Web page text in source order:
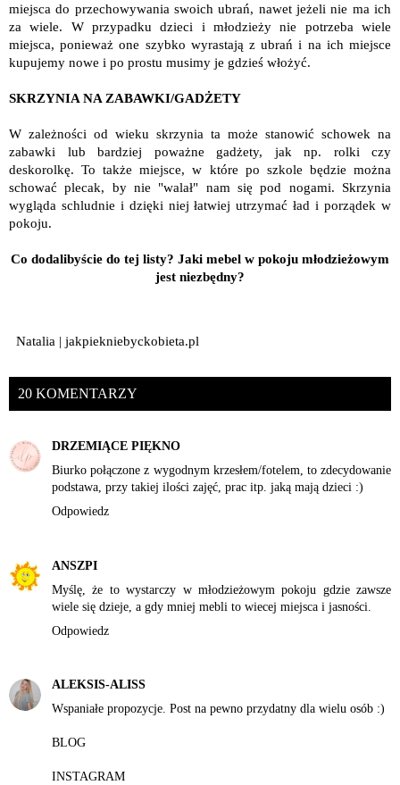
miejsca do przechowywania swoich ubrań, nawet jeżeli nie ma ich
za wiele. W przypadku dzieci i młodzieży nie potrzeba wiele
miejsca, ponieważ one szybko wyrastają z ubrań i na ich miejsce
kupujemy nowe i po prostu musimy je gdzieś włożyć.
SKRZYNIA NA ZABAWKI/GADŻETY
W zależności od wieku skrzynia ta może stanowić schowek na
zabawki lub bardziej poważne gadżety, jak np. rolki czy
deskorolkę. To także miejsce, w które po szkole będzie można
schować plecak, by nie "walał" nam się pod nogami. Skrzynia
wygląda schludnie i dzięki niej łatwiej utrzymać ład i porządek w
pokoju.
Co dodalibyście do tej listy? Jaki mebel w pokoju młodzieżowym
jest niezbędny?
Natalia | jakpiekniebyckobieta.pl
20 KOMENTARZY
DRZEMIĄCE PIĘKNO
Biurko połączone z wygodnym krzesłem/fotelem, to zdecydowanie
podstawa, przy takiej ilości zajęć, prac itp. jaką mają dzieci :)
Odpowiedz
ANSZPI
Myślę, że to wystarczy w młodzieżowym pokoju gdzie zawsze
wiele się dzieje, a gdy mniej mebli to wiecej miejsca i jasności.
Odpowiedz
ALEKSIS-ALISS
Wspaniałe propozycje. Post na pewno przydatny dla wielu osób :)
BLOG
INSTAGRAM